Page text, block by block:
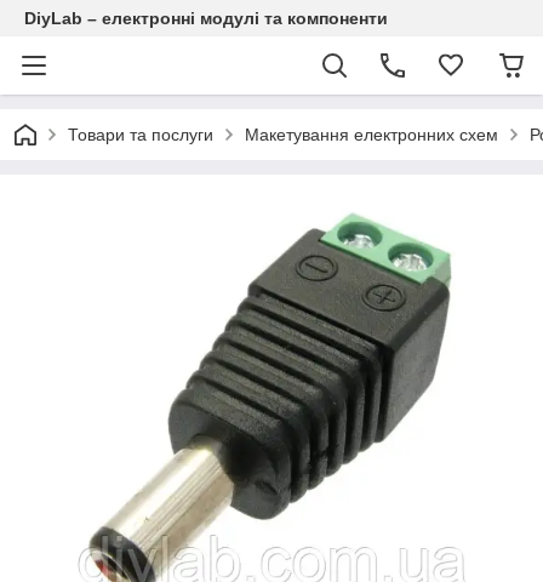
DiyLab – електронні модулі та компоненти
Товари та послуги Макетування електронних схем